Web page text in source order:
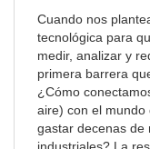
Cuando nos
tecnológica para
medir, analizar y
primera barrera
¿Cómo
aire) con el mundo
gastar decenas de